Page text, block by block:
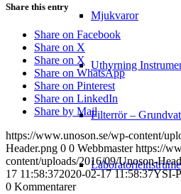
Mjukvaror
Uthyrning
Filterrör –
Share this entry
Share on Facebook
Share on X
Share on X
Share on WhatsApp
Share on Pinterest
Share on LinkedIn
Share by Mail
https://www.unoson.se/wp-content/
Header.png 0 0 Webbmaster https://
content/uploads/2016/09/Unoson-
17 11:58:372020-02-17 11:58:37YSI-
0 Kommentarer